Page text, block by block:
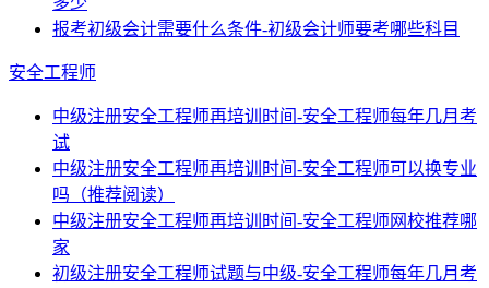
报考初级会计需要什么条件-初级会计师要考哪些科目
安全工程师
中级注册安全工程师再培训时间-安全工程师每年几月考
试
中级注册安全工程师再培训时间-安全工程师可以换专业
吗（推荐阅读）
中级注册安全工程师再培训时间-安全工程师网校推荐哪
家
初级注册安全工程师试题与中级-安全工程师每年几月考